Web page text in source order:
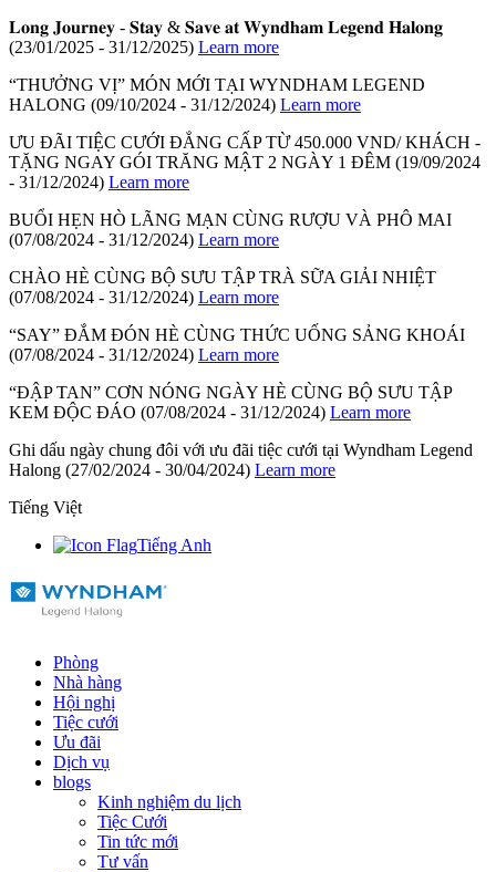
𝐋𝐨𝐧𝐠 𝐉𝐨𝐮𝐫𝐧𝐞𝐲 - 𝐒𝐭𝐚𝐲 & 𝐒𝐚𝐯𝐞 𝐚𝐭 𝐖𝐲𝐧𝐝𝐡𝐚𝐦 𝐋𝐞𝐠𝐞𝐧𝐝 𝐇𝐚𝐥𝐨𝐧𝐠
(23/01/2025 - 31/12/2025) Learn more
“THƯỞNG VỊ” MÓN MỚI TẠI WYNDHAM LEGEND
HALONG (09/10/2024 - 31/12/2024) Learn more
ƯU ĐÃI TIỆC CƯỚI ĐẲNG CẤP TỪ 450.000 VND/ KHÁCH -
TẶNG NGAY GÓI TRĂNG MẬT 2 NGÀY 1 ĐÊM (19/09/2024
- 31/12/2024) Learn more
BUỔI HẸN HÒ LÃNG MẠN CÙNG RƯỢU VÀ PHÔ MAI
(07/08/2024 - 31/12/2024) Learn more
CHÀO HÈ CÙNG BỘ SƯU TẬP TRÀ SỮA GIẢI NHIỆT
(07/08/2024 - 31/12/2024) Learn more
“SAY” ĐẮM ĐÓN HÈ CÙNG THỨC UỐNG SẢNG KHOÁI
(07/08/2024 - 31/12/2024) Learn more
“ĐẬP TAN” CƠN NÓNG NGÀY HÈ CÙNG BỘ SƯU TẬP
KEM ĐỘC ĐÁO (07/08/2024 - 31/12/2024) Learn more
Ghi dấu ngày chung đôi với ưu đãi tiệc cưới tại Wyndham Legend
Halong (27/02/2024 - 30/04/2024) Learn more
Tiếng Việt
Tiếng Anh
Phòng
Nhà hàng
Hội nghị
Tiệc cưới
Ưu đãi
Dịch vụ
blogs
Kinh nghiệm du lịch
Tiệc Cưới
Tin tức mới
Tư vấn